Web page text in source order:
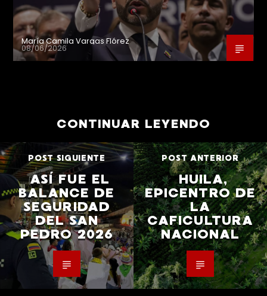
María Camila Vargas Flórez
08/06/2026
CONTINUAR LEYENDO
POST SIGUIENTE
ASÍ FUE EL
BALANCE DE
SEGURIDAD
DEL SAN
PEDRO 2026
POST ANTERIOR
HUILA,
EPICENTRO DE
LA
CAFICULTURA
NACIONAL